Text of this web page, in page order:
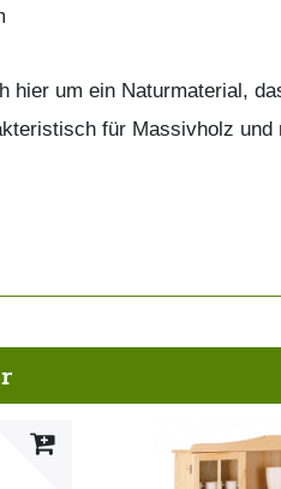
hier um ein Naturmaterial,
für Massivholz und